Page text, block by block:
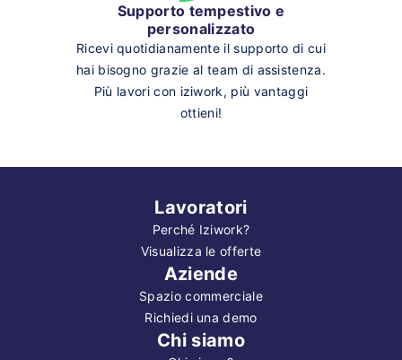
Supporto tempestivo e
personalizzato
Ricevi quotidianamente il supporto di cui
hai bisogno grazie al team di assistenza.
Più lavori con iziwork, più vantaggi
ottieni!
Lavoratori
Perché Iziwork?
Visualizza le offerte
Aziende
Spazio commerciale
Richiedi una demo
Chi siamo